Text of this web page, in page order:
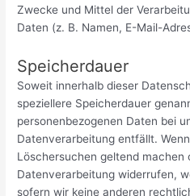
Zwecke und Mittel der
Daten (z. B. Namen, E-Mail-
Speicherdauer
Soweit innerhalb dieser
speziellere Speicherdauer
personenbezogenen Daten bei
Datenverarbeitung entfällt.
Löschersuchen geltend machen
Datenverarbeitung widerrufen,
sofern wir keine anderen